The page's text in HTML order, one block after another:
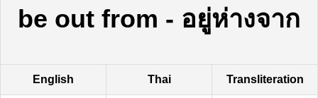
be out from - อยู่ห่างจาก
English Thai Transliteration